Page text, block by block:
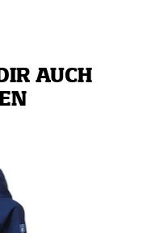
AUCH